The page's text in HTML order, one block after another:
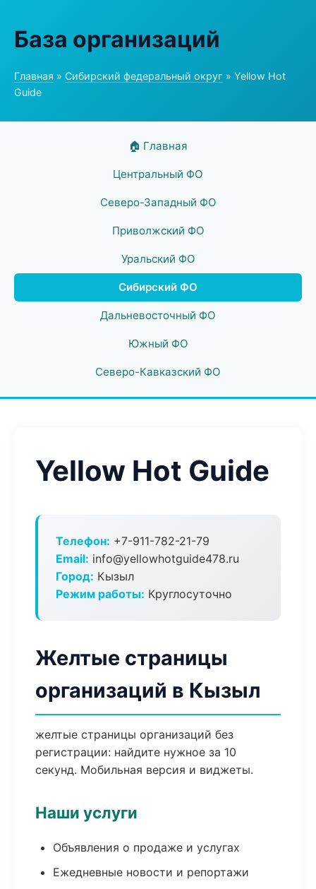
База организаций
Главная » Сибирский федеральный округ » Yellow Hot
Guide
🏠 Главная
Центральный ФО
Северо-Западный ФО
Приволжский ФО
Уральский ФО
Сибирский ФО
Дальневосточный ФО
Южный ФО
Северо-Кавказский ФО
Yellow Hot Guide
Телефон: +7-911-782-21-79
Email: info@yellowhotguide478.ru
Город: Кызыл
Режим работы: Круглосуточно
Желтые страницы
организаций в Кызыл
желтые страницы организаций без
регистрации: найдите нужное за 10
секунд. Мобильная версия и виджеты.
Наши услуги
Объявления о продаже и услугах
Ежедневные новости и репортажи